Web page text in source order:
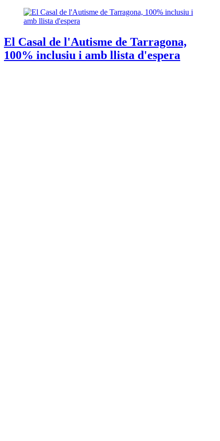
El Casal de l'Autisme de Tarragona,
100% inclusiu i amb llista d'espera